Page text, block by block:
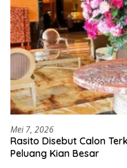
Mei 7, 2026
Rasito Disebut Calon
Peluang Kian Besar